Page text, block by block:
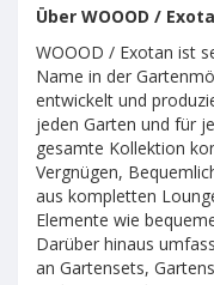
Über WOOOD /
WOOOD / Exotan ist
Name in der
entwickelt und
jeden Garten und für
gesamte Kollektion
Vergnügen,
aus kompletten
Elemente wie
Darüber hinaus
an Gartensets,